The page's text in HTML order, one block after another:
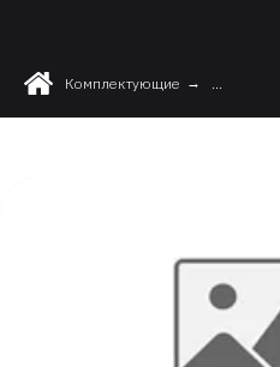
Комплектующие → ...